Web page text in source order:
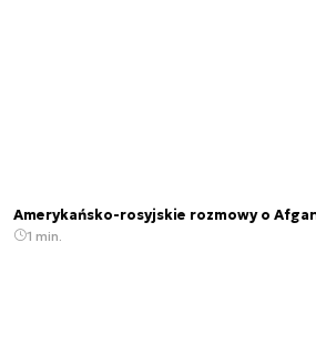
Amerykańsko-rosyjskie rozmowy o
1 min.